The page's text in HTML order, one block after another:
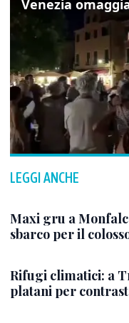
LEGGI ANCHE
Maxi gru a
sbarco per il
Rifugi climatici: a
platani per